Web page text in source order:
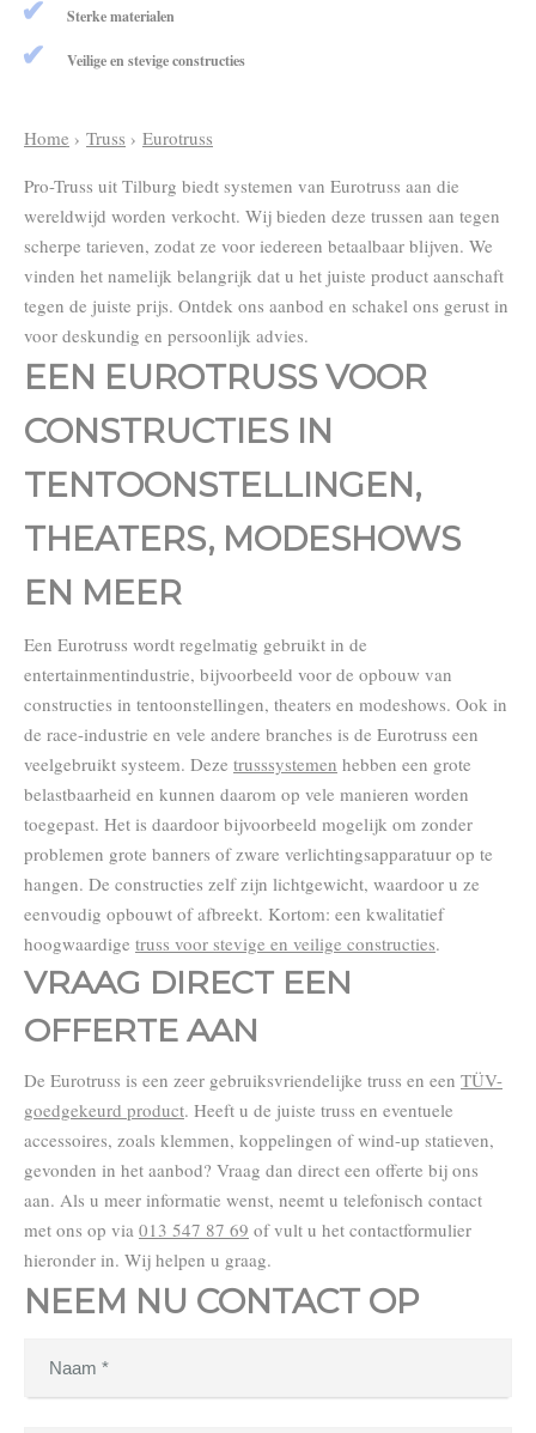
Sterke materialen
Veilige en stevige constructies
Home › Truss › Eurotruss
Pro-Truss uit Tilburg biedt systemen van Eurotruss aan die
wereldwijd worden verkocht. Wij bieden deze trussen aan tegen
scherpe tarieven, zodat ze voor iedereen betaalbaar blijven. We
vinden het namelijk belangrijk dat u het juiste product aanschaft
tegen de juiste prijs. Ontdek ons aanbod en schakel ons gerust in
voor deskundig en persoonlijk advies.
EEN EUROTRUSS VOOR
CONSTRUCTIES IN
TENTOONSTELLINGEN,
THEATERS, MODESHOWS
EN MEER
Een Eurotruss wordt regelmatig gebruikt in de
entertainmentindustrie, bijvoorbeeld voor de opbouw van
constructies in tentoonstellingen, theaters en modeshows. Ook in
de race-industrie en vele andere branches is de Eurotruss een
veelgebruikt systeem. Deze trusssystemen hebben een grote
belastbaarheid en kunnen daarom op vele manieren worden
toegepast. Het is daardoor bijvoorbeeld mogelijk om zonder
problemen grote banners of zware verlichtingsapparatuur op te
hangen. De constructies zelf zijn lichtgewicht, waardoor u ze
eenvoudig opbouwt of afbreekt. Kortom: een kwalitatief
hoogwaardige truss voor stevige en veilige constructies.
VRAAG DIRECT EEN
OFFERTE AAN
De Eurotruss is een zeer gebruiksvriendelijke truss en een TÜV-
goedgekeurd product. Heeft u de juiste truss en eventuele
accessoires, zoals klemmen, koppelingen of wind-up statieven,
gevonden in het aanbod? Vraag dan direct een offerte bij ons
aan. Als u meer informatie wenst, neemt u telefonisch contact
met ons op via 013 547 87 69 of vult u het contactformulier
hieronder in. Wij helpen u graag.
NEEM NU CONTACT OP